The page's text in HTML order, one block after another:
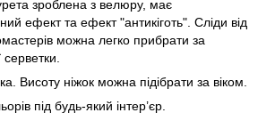
зроблена з велюру, має
ефект та ефект "антикіготь". Сліди від
можна легко прибрати за
Висоту ніжок можна підібрати за віком.
під будь-який інтер’єр.